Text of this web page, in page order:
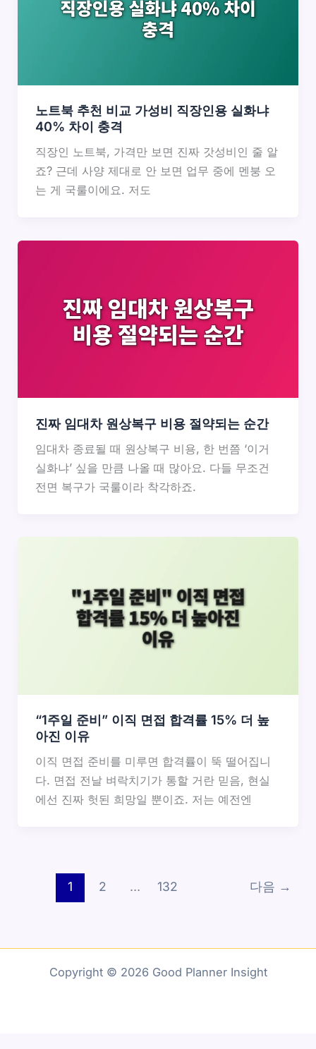
노트북 추천 비교 가성비 직장인용 실화냐
40% 차이 충격
직장인 노트북, 가격만 보면 진짜 갓성비인 줄 알
죠? 근데 사양 제대로 안 보면 업무 중에 멘붕 오
는 게 국룰이에요. 저도
진짜 임대차 원상복구 비용 절약되는 순간
임대차 종료될 때 원상복구 비용, 한 번쯤 ‘이거
실화냐’ 싶을 만큼 나올 때 많아요. 다들 무조건
전면 복구가 국룰이라 착각하죠.
“1주일 준비” 이직 면접 합격률 15% 더 높
아진 이유
이직 면접 준비를 미루면 합격률이 뚝 떨어집니
다. 면접 전날 벼락치기가 통할 거란 믿음, 현실
에선 진짜 헛된 희망일 뿐이죠. 저는 예전엔
1 2 … 132 다음 →
Copyright © 2026 Good Planner Insight